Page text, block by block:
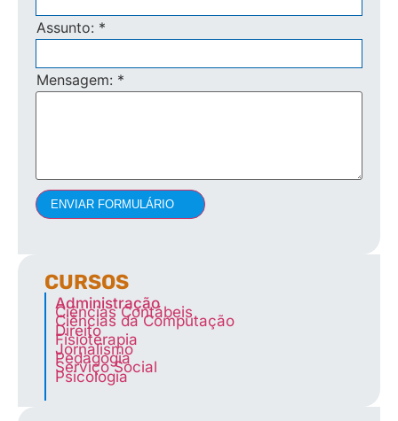
Assunto: *
Mensagem: *
ENVIAR FORMULÁRIO
CURSOS
Administração
Ciências Contábeis
Ciências da Computação
Direito
Fisioterapia
Jornalismo
Pedagogia
Serviço Social
Psicologia